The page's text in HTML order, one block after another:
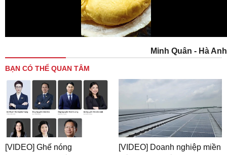
Video
Minh Quân - Hà Anh
BẠN CÓ THỂ QUAN TÂM
[VIDEO] Ghế nóng
[VIDEO] Doanh nghiệp miền